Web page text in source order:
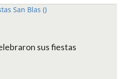
sus fiestas